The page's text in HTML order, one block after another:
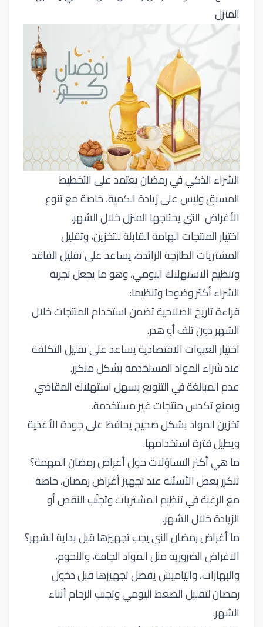
المنزل
الشراء الذكي في رمضان يعتمد على التخطيط
المسبق وليس على زيادة الكمية، خاصة مع تنوع
الأغراض التي يحتاجها المنزل خلال الشهر.
اختيار المنتجاتالهامةالقابلة للتخزين، وتقليل
المشتريات الطازجة الزائدة، يساعد على تقليل الفاقد
وتنظيم الاستهلاك اليومي، وهو ما يجعل تجربة
الشراء أكثر وضوحا وتنظيما:
قراءة تاريخ الصلاحية تضمن استخدام المنتجات خلال
الشهر دون تلف أو هدر.
اختيار العبوات الاقتصادية يساعد على تقليل التكلفة
عند شراء المواد المستخدمة بشكل متكرر.
عدم المبالغة في التنويع يسهل استهلاك المقاضي
ويمنع تكدس منتجات غير مستخدمة.
تخزين المواد بشكل صحيح يحافظ على جودة الأغذية
ويطيل فترة استخدامها.
ما هي أكثر التساؤلات حول أغراض رمضان المهمة؟
تتكرر بعض الأسئلة عند تجهيز أغراض رمضان، خاصة
مع الرغبة في تنظيم المشتريات وتجنّب النقص أو
الزيادة خلال الشهر.
ما أغراض رمضان التي يجب تجهيزها قبل بداية الشهر؟
الاغراضالضرورية مثلالمواد الجافة، واللحوم،
والبهارات، واليَاميش يفضل تجهيزها قبل دخول
رمضان لتقليل الضغط اليومي وتجنب الزحام أثناء
الشهر.